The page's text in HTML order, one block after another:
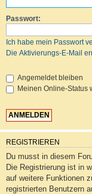
Passwort:
Ich habe mein Passwort
Die Aktivierungs-E-Mail
Angemeldet bleiben
Meinen Online-Status
REGISTRIEREN
Du musst in diesem
Die Registrierung ist in
auf weitere Funktionen
registrierten Benutzern